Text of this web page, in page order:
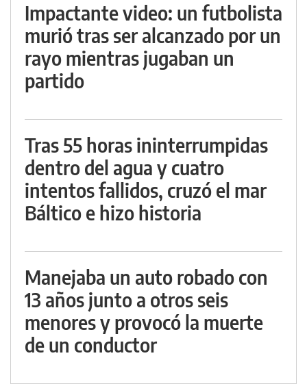
Impactante video: un futbolista
murió tras ser alcanzado por un
rayo mientras jugaban un
partido
Tras 55 horas ininterrumpidas
dentro del agua y cuatro
intentos fallidos, cruzó el mar
Báltico e hizo historia
Manejaba un auto robado con
13 años junto a otros seis
menores y provocó la muerte
de un conductor